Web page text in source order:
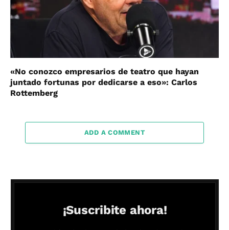
«No conozco empresarios de teatro que hayan
juntado fortunas por dedicarse a eso»: Carlos
Rottemberg
ADD A COMMENT
¡Suscribite ahora!